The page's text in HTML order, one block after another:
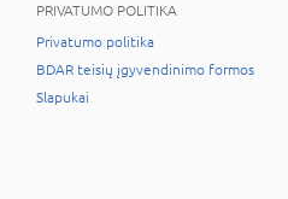
PRIVATUMO POLITIKA
Privatumo politika
BDAR teisių įgyvendinimo formos
Slapukai